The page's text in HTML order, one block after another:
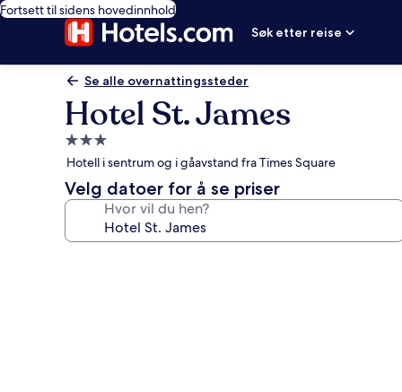
Fortsett til sidens hovedinnhold
Søk etter reise
Se alle overnattingssteder
Hotel St. James
Overnattingssted
med
3.0
stjerner
Hotell i sentrum og i gåavstand fra Times Square
Velg datoer for å se priser
Hvor vil du hen?